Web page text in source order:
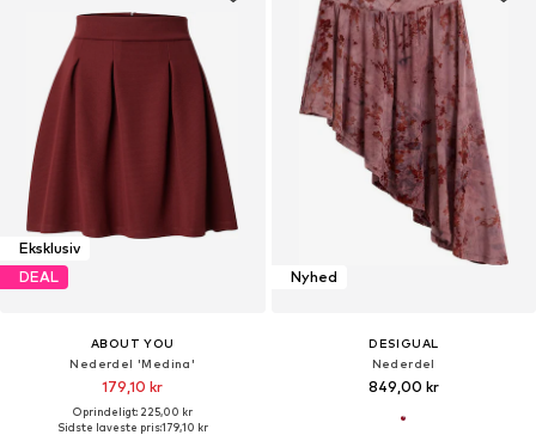
Eksklusiv
DEAL
ABOUT YOU
Nederdel 'Medina'
179,10 kr
Oprindeligt: 225,00 kr
Sidste laveste pris:179,10 kr
Nyhed
DESIGUAL
Nederdel
849,00 kr